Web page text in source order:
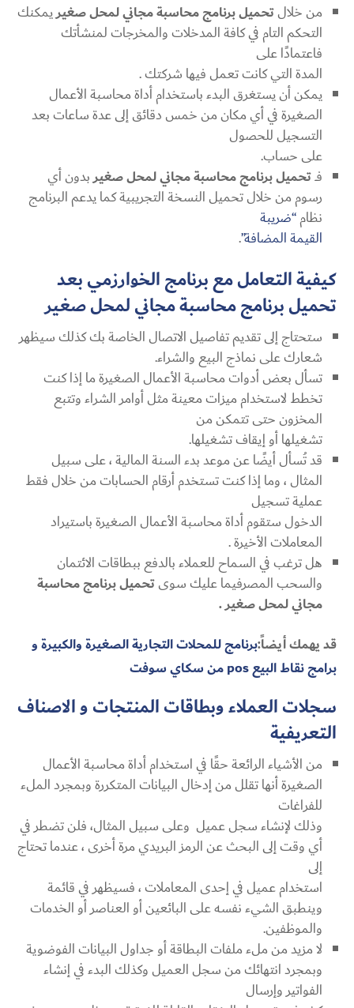
من خلالتحميل برنامج محاسبة مجاني لمحل صغيريمكنك
التحكم التام في كافة المدخلات والمخرجات لمنشأتك
فاعتمادًا على
المدة التي كانت تعمل فيها شركتك .
يمكن أن يستغرق البدء باستخدام أداة محاسبة الأعمال
الصغيرة في أي مكان من خمس دقائق إلى عدة ساعات بعد
التسجيل للحصول
على حساب.
فــتحميل برنامج محاسبة مجاني لمحل صغيربدون أي
رسوم من خلال تحميل النسخة التجريبية كما يدعم البرنامج
نظام“ضريبة
القيمة المضافة”.
كيفية التعامل مع برنامج الخوارزمي بعد
تحميل برنامج محاسبة مجاني لمحل صغير
ستحتاج إلى تقديم تفاصيل الاتصال الخاصة بك كذلك سيظهر
شعارك على نماذج البيع والشراء.
تسأل بعض أدوات محاسبة الأعمال الصغيرة ما إذا كنت
تخطط لاستخدام ميزات معينة مثل أوامر الشراء وتتبع
المخزون حتى تتمكن من
تشغيلها أو إيقاف تشغيلها.
قد تُسأل أيضًا عن موعد بدء السنة المالية ، على سبيل
المثال ، وما إذا كنت تستخدم أرقام الحسابات من خلال فقط
عملية تسجيل
الدخول ستقوم أداة محاسبة الأعمال الصغيرة باستيراد
المعاملات الأخيرة .
هل ترغب في السماح للعملاء بالدفع ببطاقات الائتمان
والسحب المصرفيما عليك سوىتحميل برنامج محاسبة
مجاني لمحل صغير .
قد يهمك أيضاً:برنامج للمحلات التجارية الصغيرة والكبيرة و
برامج نقاط البيع pos من سكاي سوفت
سجلات العملاء وبطاقات المنتجات و الاصناف
التعريفية
من الأشياء الرائعة حقًا في استخدام أداة محاسبة الأعمال
الصغيرة أنها تقلل من إدخال البيانات المتكررة وبمجرد الملء
للفراغات
وذلك لإنشاء سجل عميل وعلى سبيل المثال، فلن تضطر في
أي وقت إلى البحث عن الرمز البريدي مرة أخرى ، عندما تحتاج
إلى
استخدام عميل في إحدى المعاملات ، فسيظهر في قائمة
وينطبق الشيء نفسه على البائعين أو العناصر أو الخدمات
والموظفين.
لا مزيد من ملء ملفات البطاقة أو جداول البيانات الفوضوية
وبمجرد انتهائك من سجل العميل وكذلك البدء في إنشاء
الفواتير وإرسال